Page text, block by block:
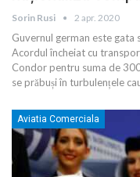
Sorin Rusi 2 apr. 2020
Guvernul german este gata
Acordul încheiat cu
Condor pentru suma de
se prăbuși în turbulențele
Aviatia Comerciala